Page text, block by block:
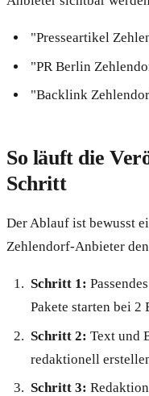
"Presseartikel
"PR Berlin
"Backlink
So läuft die
Schritt
Der Ablauf ist bewusst
Zehlendorf-Anbieter
Schritt 1:
Pakete starten bei 2
Schritt 2: Text und
redaktionell
Schritt 3: